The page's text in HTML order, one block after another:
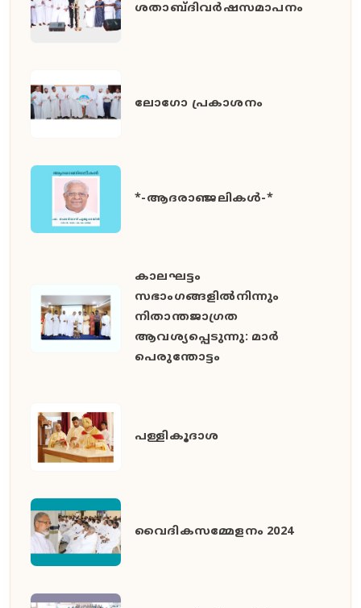
ശതാബ്ദിവർഷസമാപനം
ലോഗോ പ്രകാശനം
*-ആദരാഞ്ജലികൾ-*
കാലഘട്ടം
സഭാംഗങ്ങളിൽനിന്നും
നിതാന്തജാഗ്രത
ആവശ്യപ്പെടുന്നു: മാർ
പെരുന്തോട്ടം
പള്ളികൂദാശ
വൈദികസമ്മേളനം 2024